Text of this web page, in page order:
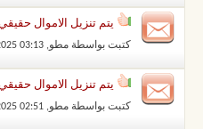
يتم تنزيل الاموال حقيقي بعملة
كتبت بواسطة مطو‏, 07-06-2025 03:13 AM
يتم تنزيل الاموال حقيقي بعملة
كتبت بواسطة مطو‏, 07-06-2025 02:51 AM